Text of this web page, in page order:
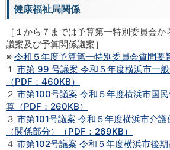
健康福祉局関係
［１から７までは予算第一特別委員会
議案及び予算関係議案］
※ 令和５年度予算第一特別委員会質問要
１ 市第 99 号議案 令和５年度横浜市一般
（PDF：460KB）
２ 市第100号議案 令和５年度横浜市国
算（PDF：260KB）
３ 市第101号議案 令和５年度横浜市介
（関係部分）（PDF：269KB）
４ 市第102号議案 令和５年度横浜市後